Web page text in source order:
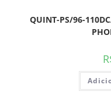
QUINT-PS/96-